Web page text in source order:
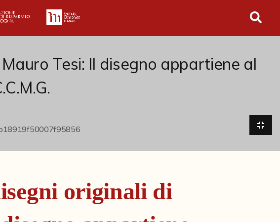
Tesi: Il disegno appartiene al
originali di